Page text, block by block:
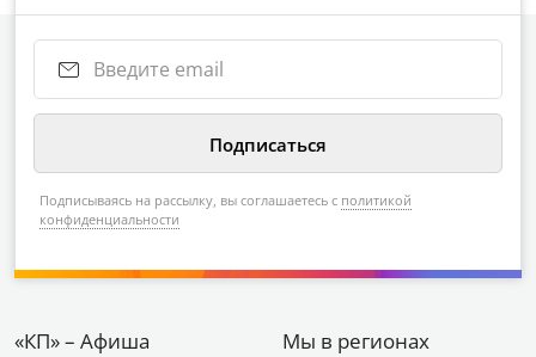
Подписываясь на рассылку, вы соглашаетесь с политикой
конфиденциальности
«КП» – Афиша Мы в регионах